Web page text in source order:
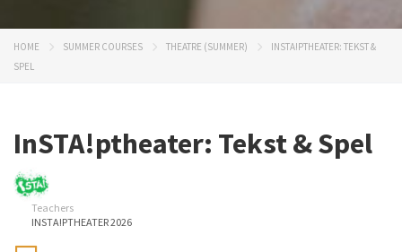
HOME SUMMER COURSES THEATRE (SUMMER)
INSTA!PTHEATER: TEKST &
SPEL
InSTA!ptheater: Tekst & Spel
Teachers
INSTA!PTHEATER 2026